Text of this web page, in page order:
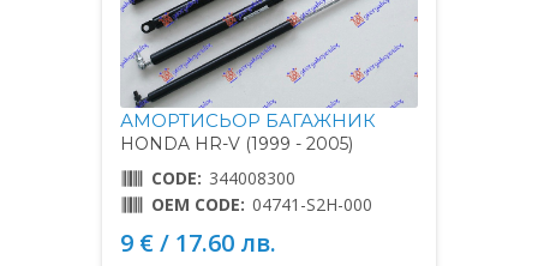
АМОРТИСЬОР БАГАЖНИК
HONDA HR-V (1999 - 2005)
CODE: 344008300
OEM CODE: 04741-S2H-000
9 € / 17.60 лв.